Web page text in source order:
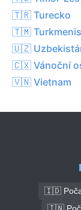
🇹🇷 Turecko
🇹🇲
🇺🇿
🇨🇽 Vánoční
🇻🇳 Vietnam
🇮🇩
🇮🇳